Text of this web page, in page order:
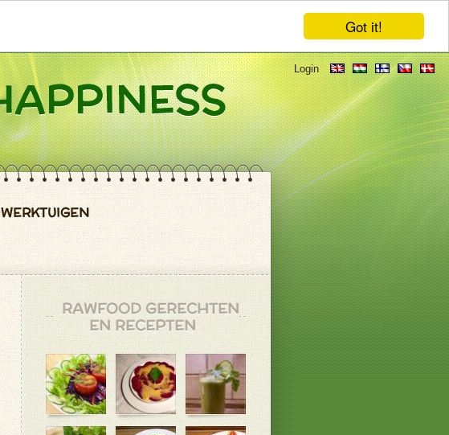
Got it!
Login
WERKTUIGEN
RAWFOOD GERECHTEN
EN RECEPTEN